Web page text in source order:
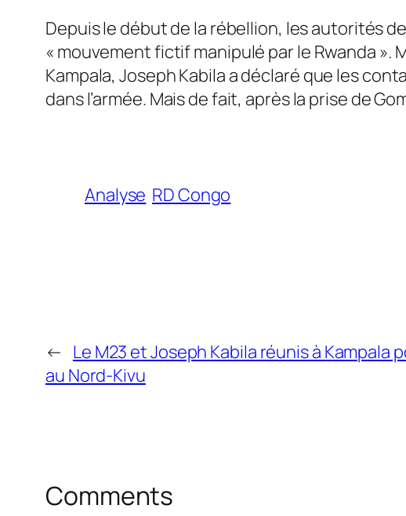
Depuis le début de la rébellion, les autorités
« mouvement fictif manipulé par le Rwanda ».
Kampala, Joseph Kabila a déclaré que les
dans l’armée. Mais de fait, après la prise de
Analyse RD Congo
← Le M23 et Joseph Kabila réunis à Kampala
au Nord-Kivu
Comments